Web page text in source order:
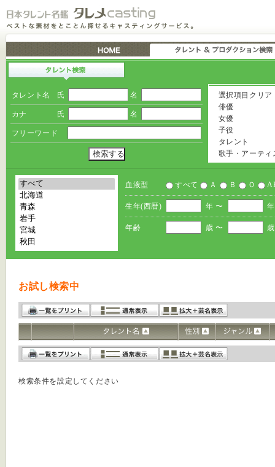
タレント名 氏 名
カナ 氏 名
フリーワード
選択項目クリア
俳優
女優
子役
タレント
歌手・アーティ
血液型 すべて Ａ Ｂ Ｏ
生年(西暦) 年 〜
年齢 歳 〜 歳
お試し検索中
検索条件を設定してください